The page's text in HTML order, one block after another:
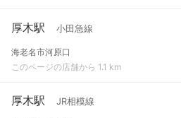
厚木駅 小田急線
海老名市河原口
このページの店舗から 1.1 km
厚木駅 JR相模線